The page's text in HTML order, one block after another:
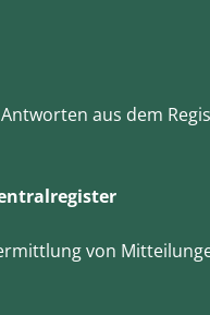
aus dem
von